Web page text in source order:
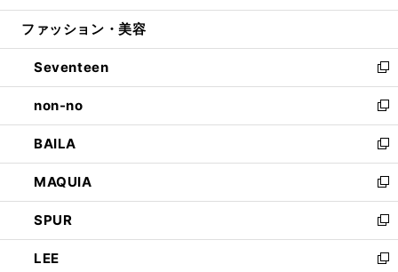
開
ウ
開
く
ン
ウ
で
開
く
ウ
ン
ド
ウ
で
開
く
ファッション・美容
Seventeen
新
し
い
ウ
ィ
ン
ド
ウ
で
開
く
non-no
新
し
い
ウ
ィ
ン
ド
ウ
で
BAILA
新
し
い
ウ
ィ
ン
ド
MAQUIA
新
し
い
ウ
ィ
SPUR
新
し
い
LEE
新